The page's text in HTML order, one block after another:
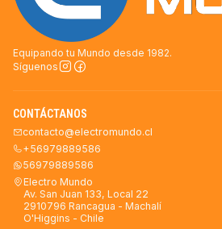
Equipando tu Mundo desde 1982.
Síguenos
CONTÁCTANOS
contacto@electromundo.cl
+56979889586
56979889586
Electro Mundo
Av. San Juan 133, Local 22
2910796 Rancagua - Machalí
O'Higgins - Chile